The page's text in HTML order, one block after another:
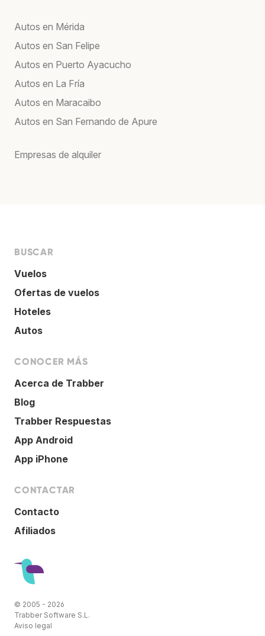
Autos en Mérida
Autos en San Felipe
Autos en Puerto Ayacucho
Autos en La Fría
Autos en Maracaibo
Autos en San Fernando de Apure
Empresas de alquiler
BUSCAR
Vuelos
Ofertas de vuelos
Hoteles
Autos
CONOCER MÁS
Acerca de Trabber
Blog
Trabber Respuestas
App Android
App iPhone
CONTACTAR
Contacto
Afiliados
© 2005 - 2026
Trabber Software S.L.
Aviso legal